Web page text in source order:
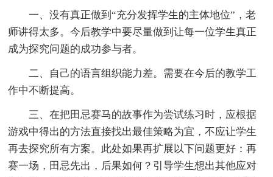
一、没有真正做到“充分发挥学生的主体地位”，老
师讲得太多。今后教学中要尽量做到让每一位学生真正
成为探究问题的成功参与者。
二、自己的语言组织能力差。需要在今后的教学工
作中不断提高。
三、在把田忌赛马的故事作为尝试练习时，应根据
游戏中得出的方法直接找出最佳策略为宜，不应让学生
再去探究所有方案。此处如果再扩展以下问题更好：再
赛一场，田忌先出，后果如何？引导学生想出其他应对